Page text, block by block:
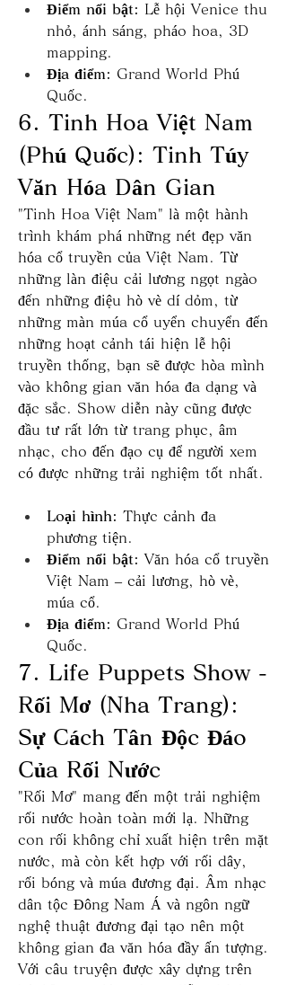
Điểm nổi bật: Lễ hội Venice thu
nhỏ, ánh sáng, pháo hoa, 3D
mapping.
Địa điểm: Grand World Phú
Quốc.
6. Tinh Hoa Việt Nam
(Phú Quốc): Tinh Túy
Văn Hóa Dân Gian
"Tinh Hoa Việt Nam" là một hành
trình khám phá những nét đẹp văn
hóa cổ truyền của Việt Nam. Từ
những làn điệu cải lương ngọt ngào
đến những điệu hò vè dí dỏm, từ
những màn múa cổ uyển chuyển đến
những hoạt cảnh tái hiện lễ hội
truyền thống, bạn sẽ được hòa mình
vào không gian văn hóa đa dạng và
đặc sắc. Show diễn này cũng được
đầu tư rất lớn từ trang phục, âm
nhạc, cho đến đạo cụ để người xem
có được những trải nghiệm tốt nhất.
Loại hình: Thực cảnh đa
phương tiện.
Điểm nổi bật: Văn hóa cổ truyền
Việt Nam – cải lương, hò vè,
múa cổ.
Địa điểm: Grand World Phú
Quốc.
7. Life Puppets Show -
Rối Mơ (Nha Trang):
Sự Cách Tân Độc Đáo
Của Rối Nước
"Rối Mơ" mang đến một trải nghiệm
rối nước hoàn toàn mới lạ. Những
con rối không chỉ xuất hiện trên mặt
nước, mà còn kết hợp với rối dây,
rối bóng và múa đương đại. Âm nhạc
dân tộc Đông Nam Á và ngôn ngữ
nghệ thuật đương đại tạo nên một
không gian đa văn hóa đầy ấn tượng.
Với câu truyện được xây dựng trên